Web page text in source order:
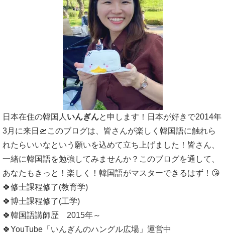
日本在住の韓国人 いんぎんと申します！日本が好きで2014年
3月に来日🛫このブログは、皆さんが楽しく韓国語に触れら
れたらいいなという願いを込めて立ち上げました！皆さん、
一緒に韓国語を勉強してみませんか？このブログを通して、
あなたもきっと！楽しく！韓国語がマスターできるはず！😘
🍀修士課程修了(教育学)
🍀博士課程修了(工学)
🍀韓国語講師歴 2015年～
🍀YouTube「いんぎんのハングル広場」運営中